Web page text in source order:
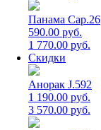
Панама Cap.26
590.00 руб.
1 770.00 руб.
Скидки
Анорак J.592
1 190.00 руб.
3 570.00 руб.